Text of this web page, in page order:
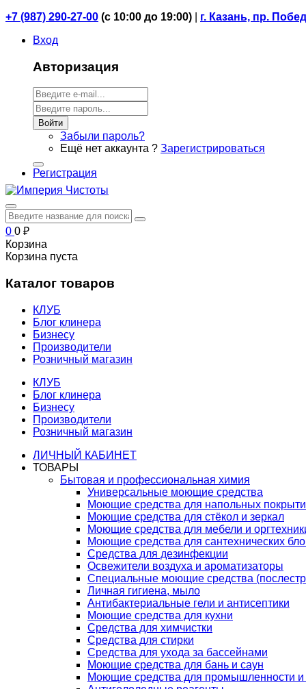
+7 (987) 290-27-00 (с 10:00 до 19:00)
г. Казань, пр.
Вход
Авторизация
Войти
Забыли пароль?
Ещё нет аккаунта ? Зарегистрироваться
Регистрация
0 0 ₽
Корзина
Корзина пуста
Каталог товаров
КЛУБ
Блог клинера
Бизнесу
Производители
Розничный магазин
КЛУБ
Блог клинера
Бизнесу
Производители
Розничный магазин
ЛИЧНЫЙ КАБИНЕТ
ТОВАРЫ
Бытовая и профессиональная химия
Универсальные моющие средства
Моющие средства для напольных
Моющие средства для стёкол и зеркал
Моющие средства для мебели и
Моющие средства для сантехнических
Средства для дезинфекции
Освежители воздуха и ароматизаторы
Специальные моющие средства
Личная гигиена, мыло
Антибактериальные гели и антисептики
Моющие средства для кухни
Средства для химчистки
Средства для стирки
Средства для ухода за бассейнами
Моющие средства для бань и саун
Моющие средства для промышленности и